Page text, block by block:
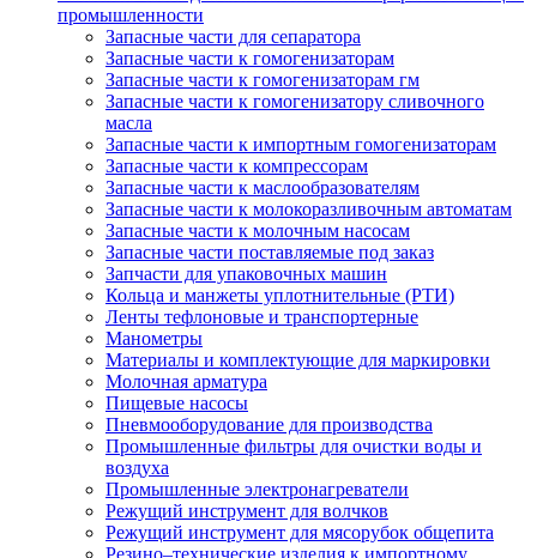
промышленности
Запасные части для сепаратора
Запасные части к гомогенизаторам
Запасные части к гомогенизаторам гм
Запасные части к гомогенизатору сливочного
масла
Запасные части к импортным гомогенизаторам
Запасные части к компрессорам
Запасные части к маслообразователям
Запасные части к молокоразливочным автоматам
Запасные части к молочным насосам
Запасные части поставляемые под заказ
Запчасти для упаковочных машин
Кольца и манжеты уплотнительные (РТИ)
Ленты тефлоновые и транспортерные
Манометры
Материалы и комплектующие для маркировки
Молочная арматура
Пищевые насосы
Пневмооборудование для производства
Промышленные фильтры для очистки воды и
воздуха
Промышленные электронагреватели
Режущий инструмент для волчков
Режущий инструмент для мясорубок общепита
Резино–технические изделия к импортному